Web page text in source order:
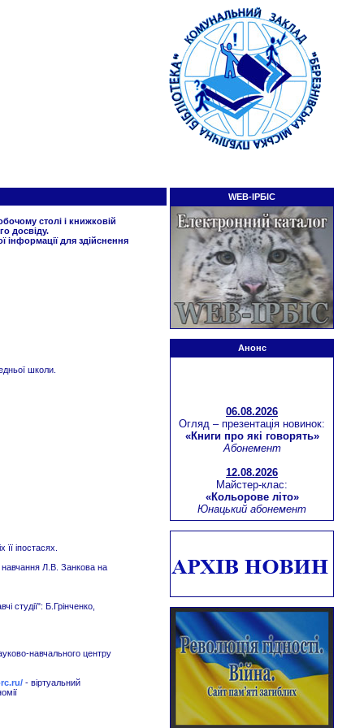
столі і книжковій
досвіду.
інформації для здійснення
школи.
іпостасях.
навчання Л.В. Занкова на
студії": Б.Грінченко,
навчального центру
- віртуальний
WEB-ІРБІС
Анонс
Огляд – презентація новинок:
«Книги про які говорять»
Абонемент
Майстер-клас:
«Кольорове літо»
Юнацький абонемент
Інтерактивний воркшоп:
«Майстерність бути лідером»
для дітей
«Молодіжна столиця Європи -
м.Тромсе (Норвегія)»
Абонемент
13.08.2026
Літературний екскурс:
«Зачинатель історичного
роману – Вальтер Скотт»
Юнацький абонемент
16.08.2026